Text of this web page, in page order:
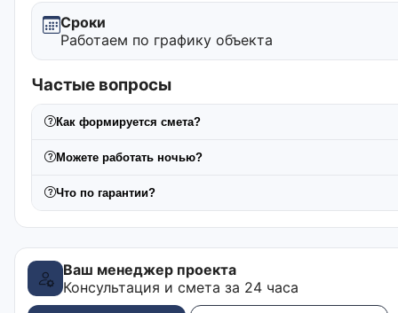
Сроки
Работаем по графику объекта
Частые вопросы
Как формируется смета?
Можете работать ночью?
Что по гарантии?
Ваш менеджер проекта
Консультация и смета за 24 часа